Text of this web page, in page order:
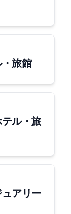
旅館
ル・旅
アリー